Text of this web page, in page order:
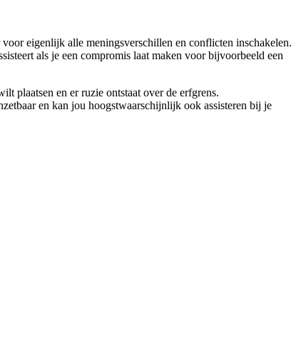
eigenlijk alle meningsverschillen en conflicten inschakelen.
als je een compromis laat maken voor bijvoorbeeld een
plaatsen en er ruzie ontstaat over de erfgrens.
en kan jou hoogstwaarschijnlijk ook assisteren bij je